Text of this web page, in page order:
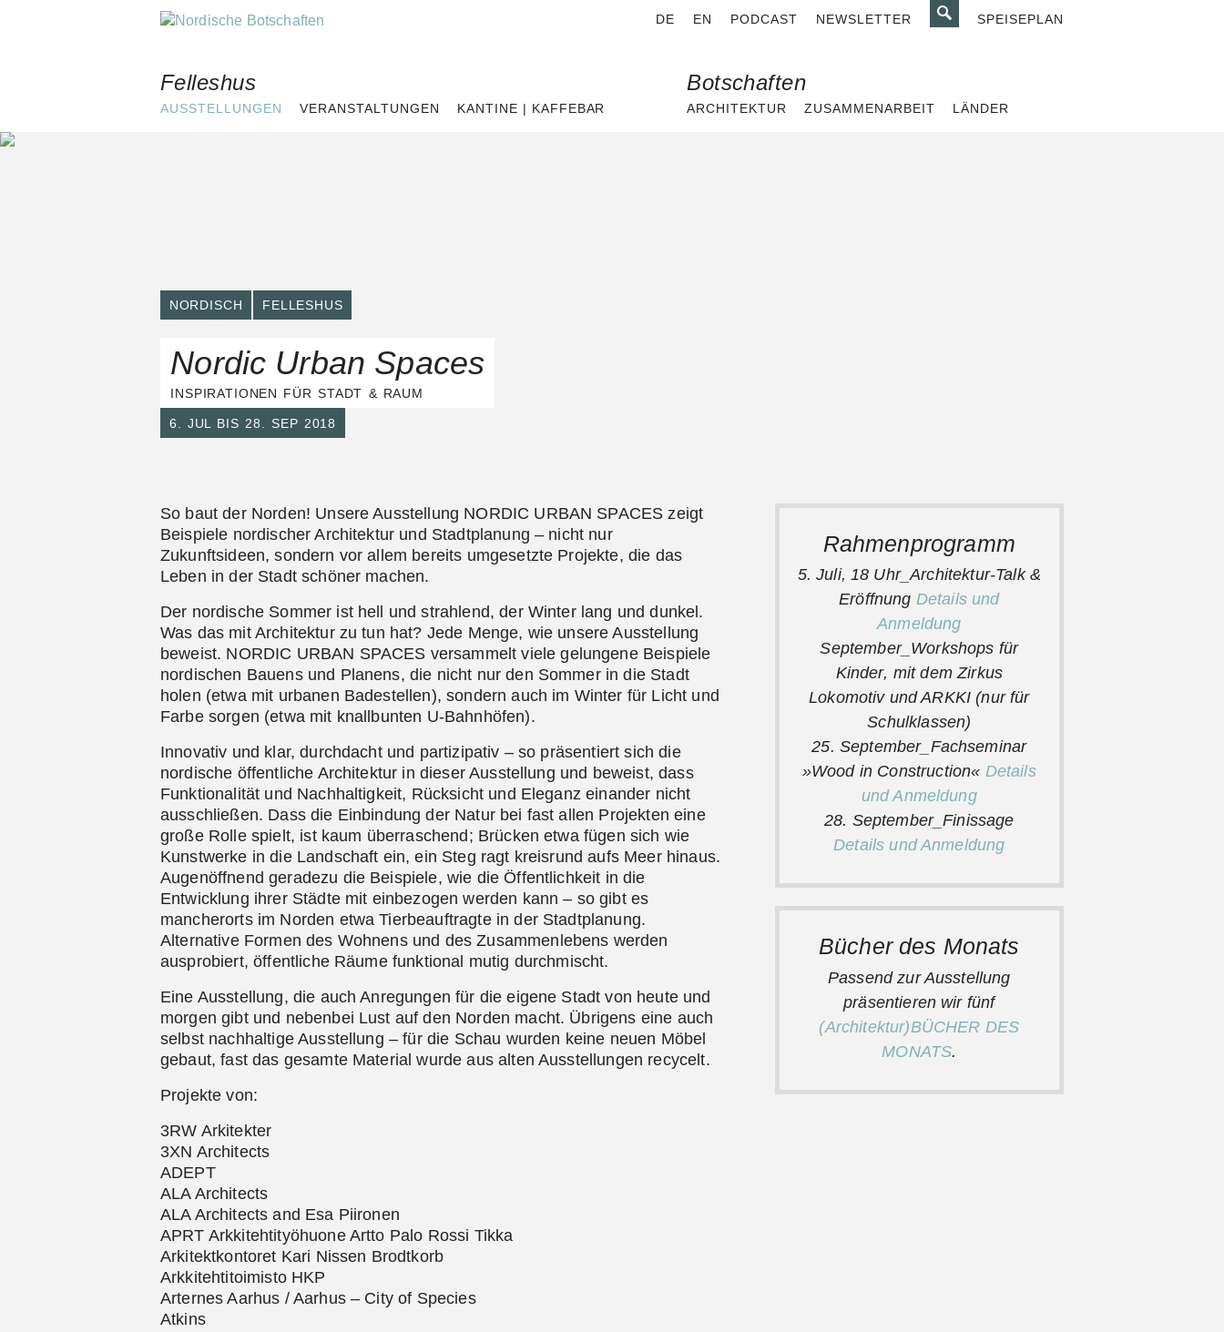
DE EN PODCAST NEWSLETTER
SUCHE
SPEISEPLAN
Felleshus
AUSSTELLUNGEN VERANSTALTUNGEN KANTINE | KAFFEBAR
Botschaften
ARCHITEKTUR ZUSAMMENARBEIT LÄNDER
NORDISCH FELLESHUS
Nordic Urban Spaces
INSPIRATIONEN FÜR STADT & RAUM
6. JUL BIS 28. SEP 2018
So baut der Norden! Unsere Ausstellung NORDIC URBAN SPACES zeigt
Beispiele nordischer Architektur und Stadtplanung – nicht nur
Zukunftsideen, sondern vor allem bereits umgesetzte Projekte, die das
Leben in der Stadt schöner machen.
Der nordische Sommer ist hell und strahlend, der Winter lang und dunkel.
Was das mit Architektur zu tun hat? Jede Menge, wie unsere Ausstellung
beweist. NORDIC URBAN SPACES versammelt viele gelungene Beispiele
nordischen Bauens und Planens, die nicht nur den Sommer in die Stadt
holen (etwa mit urbanen Badestellen), sondern auch im Winter für Licht und
Farbe sorgen (etwa mit knallbunten U-Bahnhöfen).
Innovativ und klar, durchdacht und partizipativ – so präsentiert sich die
nordische öffentliche Architektur in dieser Ausstellung und beweist, dass
Funktionalität und Nachhaltigkeit, Rücksicht und Eleganz einander nicht
ausschließen. Dass die Einbindung der Natur bei fast allen Projekten eine
große Rolle spielt, ist kaum überraschend; Brücken etwa fügen sich wie
Kunstwerke in die Landschaft ein, ein Steg ragt kreisrund aufs Meer hinaus.
Augenöffnend geradezu die Beispiele, wie die Öffentlichkeit in die
Entwicklung ihrer Städte mit einbezogen werden kann – so gibt es
mancherorts im Norden etwa Tierbeauftragte in der Stadtplanung.
Alternative Formen des Wohnens und des Zusammenlebens werden
ausprobiert, öffentliche Räume funktional mutig durchmischt.
Eine Ausstellung, die auch Anregungen für die eigene Stadt von heute und
morgen gibt und nebenbei Lust auf den Norden macht. Übrigens eine auch
selbst nachhaltige Ausstellung – für die Schau wurden keine neuen Möbel
gebaut, fast das gesamte Material wurde aus alten Ausstellungen recycelt.
Projekte von:
3RW Arkitekter
3XN Architects
ADEPT
ALA Architects
ALA Architects and Esa Piironen
APRT Arkkitehtityöhuone Artto Palo Rossi Tikka
Arkitektkontoret Kari Nissen Brodtkorb
Arkkitehtitoimisto HKP
Arternes Aarhus / Aarhus – City of Species
Atkins
Rahmenprogramm
5. Juli, 18 Uhr_Architektur-Talk &
Eröffnung Details und
Anmeldung
September_Workshops für
Kinder, mit dem Zirkus
Lokomotiv und ARKKI (nur für
Schulklassen)
25. September_Fachseminar
»Wood in Construction« Details
und Anmeldung
28. September_Finissage
Details und Anmeldung
Bücher des Monats
Passend zur Ausstellung
präsentieren wir fünf
(Architektur)BÜCHER DES
MONATS.